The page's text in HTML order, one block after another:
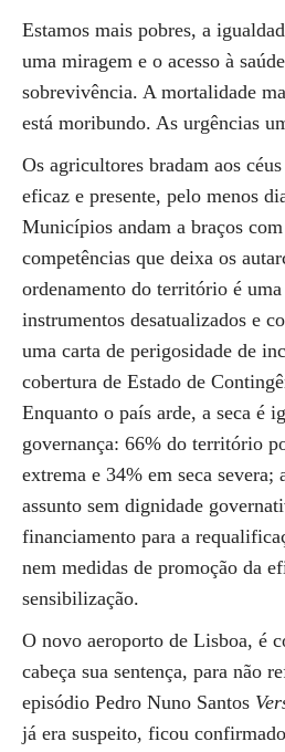
Estamos mais pobres, a
uma miragem e o acesso à
sobrevivência. A mortalidade
está moribundo. As urgências
Os agricultores bradam aos
eficaz e presente, pelo menos
Municípios andam a braços
competências que deixa os
ordenamento do território é
instrumentos desatualizados e
uma carta de perigosidade de
cobertura de Estado de
Enquanto o país arde, a seca é
governança: 66% do território
extrema e 34% em seca severa;
assunto sem dignidade
financiamento para a
nem medidas de promoção da
sensibilização.
O novo aeroporto de Lisboa, é
cabeça sua sentença, para não
episódio Pedro Nuno Santos
já era suspeito, ficou